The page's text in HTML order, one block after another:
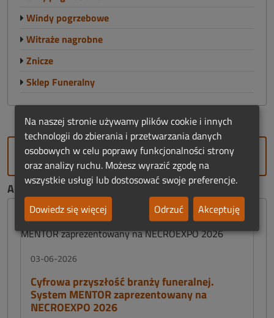
Windy pogrzebowe
Witraże nagrobne
Znicze
Sklep Funeralny
DODAJ FIRMĘ
AKTUALNOŚCI FUNERALNE:
03-06-2026
Cyfrowa przyszłość branży funeralnej.
System MENTOR zaprezentowany na
NECROEXPO 2026
Na naszej stronie używamy plików cookie i innych
technologii do zbierania i przetwarzania danych
osobowych w celu poprawy funkcjonalności strony
oraz analizy ruchu. Możesz wyrazić zgodę na
wszystkie usługi lub dostosować swoje preferencje.
Dowiedz się więcej
Odrzuć Akceptuję